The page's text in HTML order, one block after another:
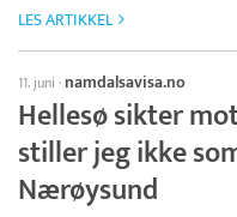
LES ARTIKKEL
11. juni · namdalsavisa.no
Hellesø sikter
stiller jeg ikke
Nærøysund